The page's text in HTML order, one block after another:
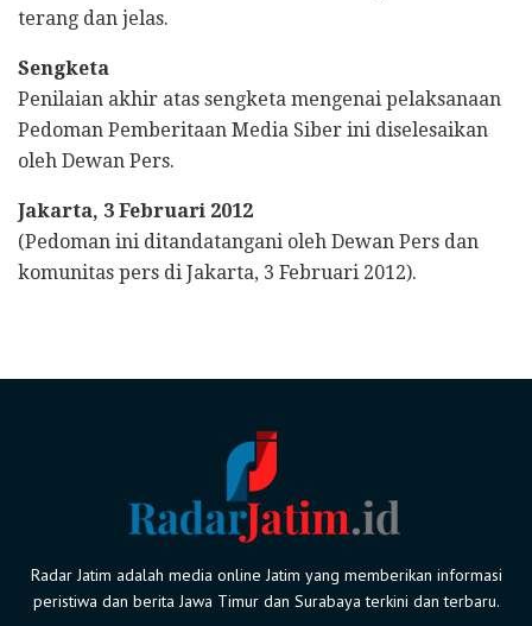
terang dan jelas.
Sengketa
Penilaian akhir atas sengketa mengenai pelaksanaan
Pedoman Pemberitaan Media Siber ini diselesaikan
oleh Dewan Pers.
Jakarta, 3 Februari 2012
(Pedoman ini ditandatangani oleh Dewan Pers dan
komunitas pers di Jakarta, 3 Februari 2012).
Radar Jatim adalah media online Jatim yang memberikan informasi
peristiwa dan berita Jawa Timur dan Surabaya terkini dan terbaru.